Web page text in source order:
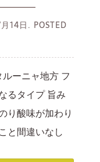
14日. POSTED
ーニャ地方 フ
るタイプ 旨み
り酸味が加わり
と間違いなし